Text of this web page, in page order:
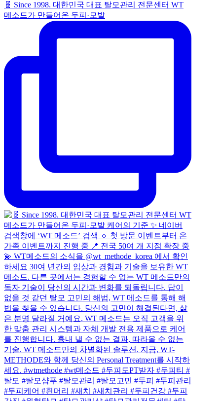
🧬 Since 1998. 대한민국 대표 탈모관리 전문센터 WT
메소드가 만들어온 두피·모발